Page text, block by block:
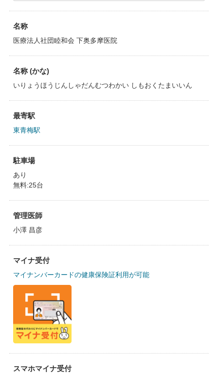
名称
医療法人社団睦和会 下奥多摩医院
名称 (かな)
いりょうほうじんしゃだんむつわかい しもおくたまいいん
最寄駅
東青梅駅
駐車場
あり
無料:25台
管理医師
小澤 昌彦
マイナ受付
マイナンバーカードの健康保険証利用が可能
スマホマイナ受付